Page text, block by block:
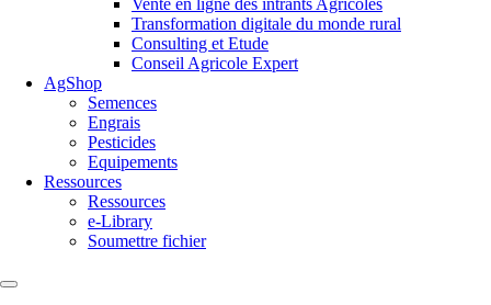
Vente en ligne des intrants Agricoles
Transformation digitale du monde rural
Consulting et Etude
Conseil Agricole Expert
AgShop
Semences
Engrais
Pesticides
Equipements
Ressources
Ressources
e-Library
Soumettre fichier